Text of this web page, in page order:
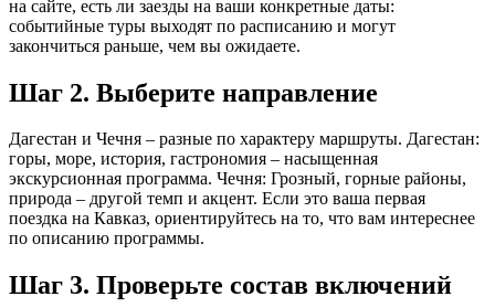
на сайте, есть ли заезды на ваши конкретные даты:
событийные туры выходят по расписанию и могут
закончиться раньше, чем вы ожидаете.
Шаг 2. Выберите направление
Дагестан и Чечня – разные по характеру маршруты. Дагестан:
горы, море, история, гастрономия – насыщенная
экскурсионная программа. Чечня: Грозный, горные районы,
природа – другой темп и акцент. Если это ваша первая
поездка на Кавказ, ориентируйтесь на то, что вам интереснее
по описанию программы.
Шаг 3. Проверьте состав включений